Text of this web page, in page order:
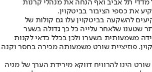
מדדי תל אביב ואף הנחה את מנהלי קרנות
את כספי הציבור בביטקוין.
להשקעה בביטקוין עלו גם קולות של
שטענו שלאחר עלייה כל כך גדולה בשער
משמעותית בשערו ולכן בכלל כדאי לקנות
פוזיציית שורט משמעותה מכירה בחסר וקנה
שורט הינו להרוויח דווקא מירידת הערך של מניה